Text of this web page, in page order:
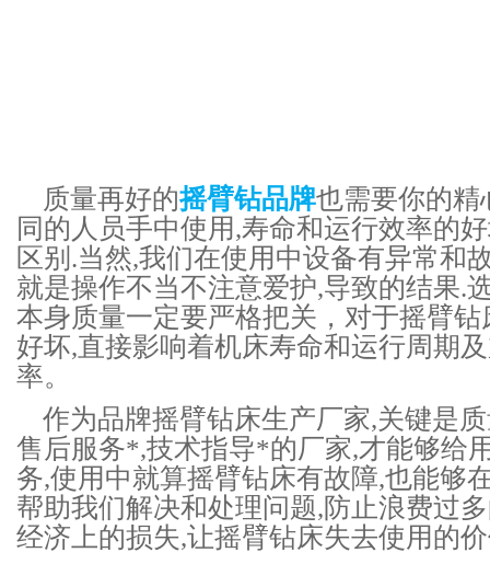
质量再好的摇臂钻品牌也需要你的精
同的人员手中使用,寿命和运行效率的
区别.当然,我们在使用中设备有异常和
就是操作不当不注意爱护,导致的结果.
本身质量一定要严格把关，对于摇臂钻
好坏,直接影响着机床寿命和运行周期
率。
作为品牌摇臂钻床生产厂家,关键是
售后服务*,技术指导*的厂家,才能够给
务,使用中就算摇臂钻床有故障,也能够
帮助我们解决和处理问题,防止浪费过
经济上的损失,让摇臂钻床失去使用的